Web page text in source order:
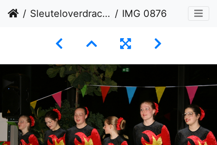
Sleuteloverdracht 11-02-2026 IMG 0876